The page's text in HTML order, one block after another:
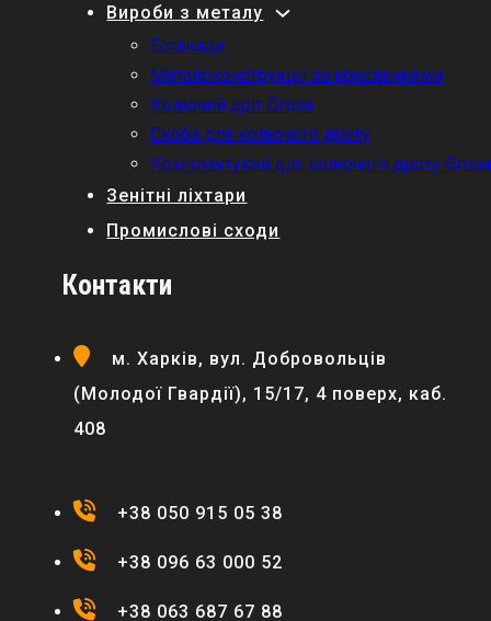
Вироби з металу
Естакади
Металоконструкції за кресленнями
Колючий дріт Єгоза
Скоба для колючого дроту
Комплектуючі для колючого дроту Єгоза
Зенітні ліхтари
Промислові сходи
Контакти
м. Харків, вул. Добровольців
(Молодої Гвардії), 15/17, 4 поверх, каб.
408
+38 050 915 05 38
+38 096 63 000 52
+38 063 687 67 88